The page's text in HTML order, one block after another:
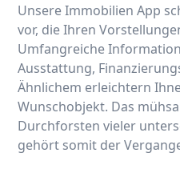
Unsere Immobilien App
vor, die Ihren
Umfangreiche
Ausstattung,
Ähnlichem erleichtern
Wunschobjekt. Das
Durchforsten vieler
gehört somit der